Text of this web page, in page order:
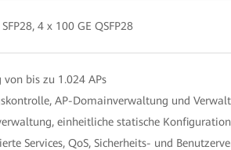
4 x 100 GE QSFP28
von bis zu 1.024 APs
AP-Domainverwaltung und
einheitliche statische
Services, QoS, Sicherheits- und